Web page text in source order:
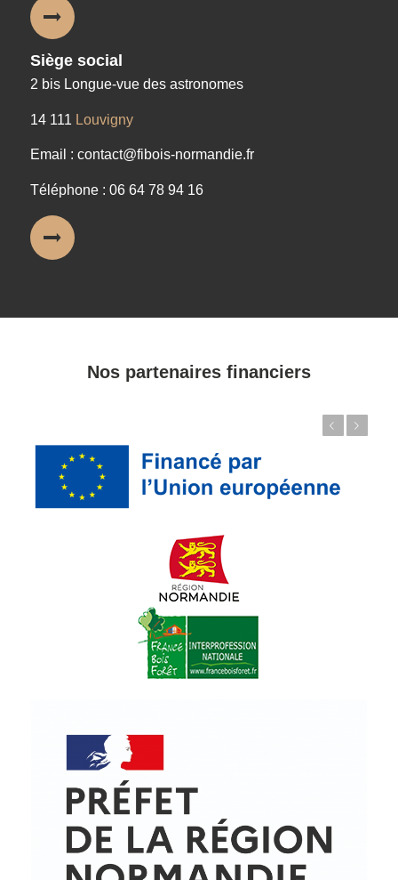
Siège social
2 bis Longue-vue des astronomes
14 111 Louvigny
Email : contact@fibois-normandie.fr
Téléphone : 06 64 78 94 16
Nos partenaires financiers